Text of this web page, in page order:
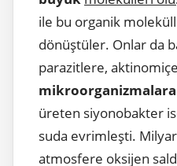
ile bu organik
dönüştüler. Onlar da
parazitlere,
mikroorganizmalara
üreten siyonobakter
suda evrimleşti.
atmosfere oksijen